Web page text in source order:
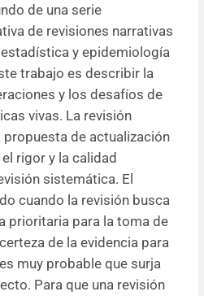
de una serie
de revisiones narrativas
y epidemiología
trabajo es describir la
y los desafíos de
vivas. La revisión
de actualización
rigor y la calidad
sistemática. El
cuando la revisión busca
prioritaria para la toma de
de la evidencia para
muy probable que surja
Para que una revisión